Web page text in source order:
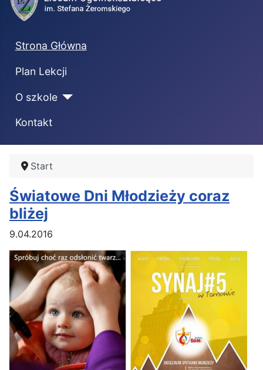
Strona Główna
Plan Lekcji
O szkole
Kontakt
Start
Światowe Dni Młodzieży coraz
bliżej
9.04.2016